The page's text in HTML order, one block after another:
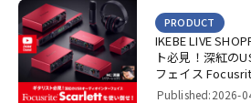
IKEBE LIVE
ト必見！深紅の
フェイス
せ！【
PRODUCT
Published:2026-